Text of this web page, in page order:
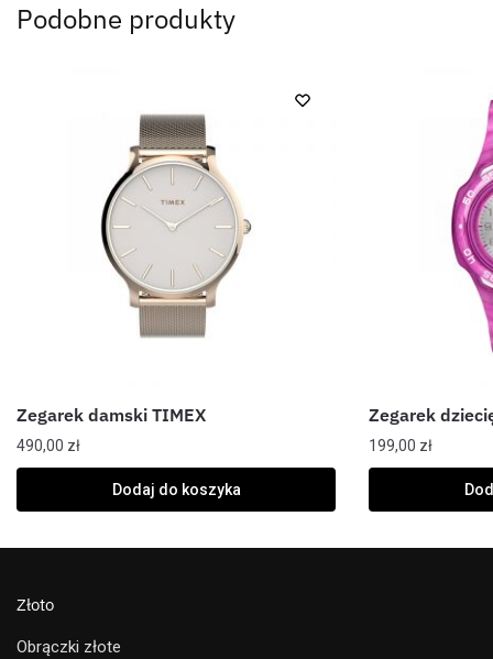
Podobne produkty
Zegarek damski TIMEX
490,00 zł
Dodaj do koszyka
Zegarek
199,00 zł
Złoto
Obrączki złote